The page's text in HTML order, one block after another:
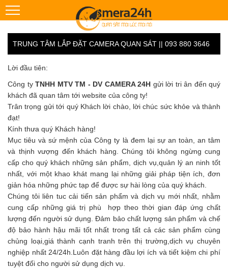
TRUNG TÂM LẮP ĐẶT CAMERA QUAN SÁT || 093 880 3646
Lời đầu tiên:
Công ty TNHH MTV TM - DV CAMERA 24H gửi lời tri ân đến quý
khách đã quan tâm tới website của công ty!
Trân trọng gửi tới quý Khách lời chào, lời chúc sức khỏe và thành
đạt!
Kính thưa quý Khách hàng!
Mục tiêu và sứ mệnh của Công ty là đem lại sự an toàn, an tâm
và thịnh vượng đến khách hàng. Chúng tôi không ngừng cung
cấp cho quý khách những sản phẩm, dịch vụ,quản lý an ninh tốt
nhất, với một khao khát mang lại những giải pháp tiện ích, đơn
giản hóa những phức tạp để được sự hài lòng của quý khách.
Chúng tôi liên tuc cải tiến sản phẩm và dịch vụ mới nhất, nhằm
cung cấp những giá trị phù hợp theo thời gian đáp ứng chất
lượng đến người sử dụng. Đảm bảo chất lượng sản phẩm và chế
độ bảo hành hậu mãi tốt nhất trong tất cả các sản phẩm cùng
chủng loại,giá thành cạnh tranh trên thị trường,dịch vụ chuyên
nghiệp nhất 24/24h.Luôn đặt hàng đầu lợi ích và tiết kiệm chi phí
tuyệt đối cho người sử dụng dịch vụ.